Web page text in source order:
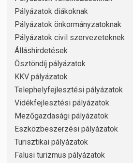
Pályázatok diákoknak
Pályázatok önkormányzatoknak
Pályázatok civil szervezeteknek
Álláshirdetések
Ösztöndíj pályázatok
KKV pályázatok
Telephelyfejlesztési pályázatok
Vidékfejlesztési pályázatok
Mezőgazdasági pályázatok
Eszközbeszerzési pályázatok
Turisztikai pályázatok
Falusi turizmus pályázatok